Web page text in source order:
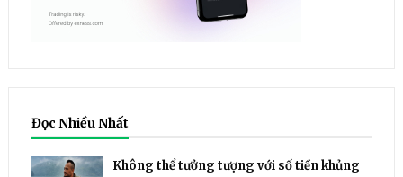
Đọc Nhiều Nhất
Không thể tưởng tượng với số tiền khủng